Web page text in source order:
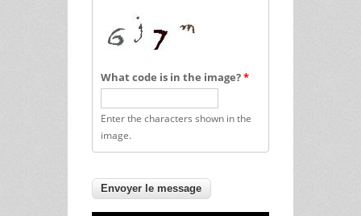
What code is in the image?*
Enter the characters shown in the
image.